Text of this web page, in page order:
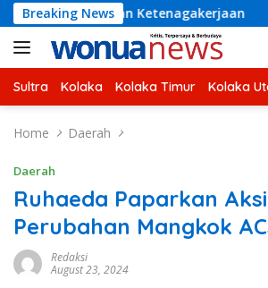
Skip
to
content
Breaking News
Ketenagakerjaan Anggota
Sultra Kolaka Kolaka Timur Kolaka
Home Daerah
Daerah
Ruhaeda Paparkan Aksi
Perubahan Mangkok
Redaksi
August 23, 2024